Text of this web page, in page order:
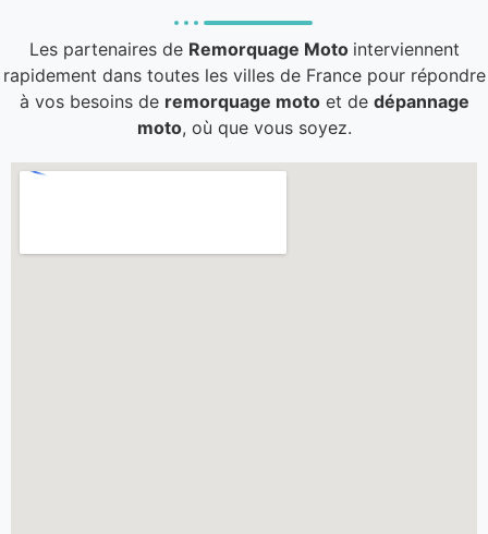
Les partenaires de Remorquage Moto interviennent
rapidement dans toutes les villes de France pour répondre
à vos besoins de remorquage motoet de dépannage
moto, où que vous soyez.